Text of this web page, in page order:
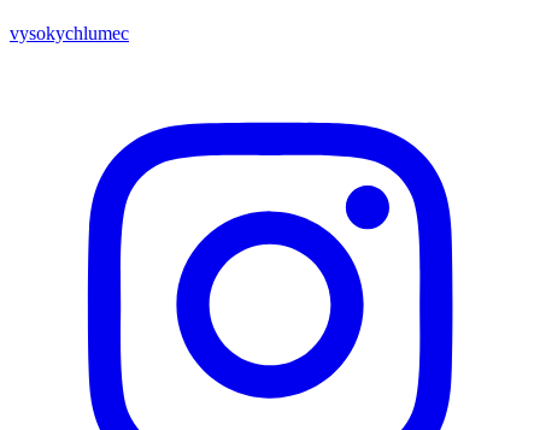
vysokychlumec